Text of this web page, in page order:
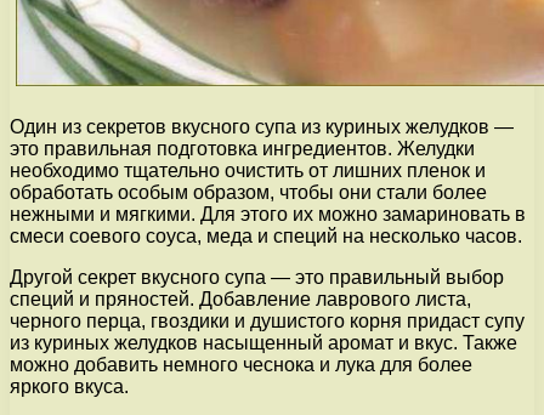
Один из секретов вкусного супа из куриных желудков —
это правильная подготовка ингредиентов. Желудки
необходимо тщательно очистить от лишних пленок и
обработать особым образом, чтобы они стали более
нежными и мягкими. Для этого их можно замариновать в
смеси соевого соуса, меда и специй на несколько часов.
Другой секрет вкусного супа — это правильный выбор
специй и пряностей. Добавление лаврового листа,
черного перца, гвоздики и душистого корня придаст супу
из куриных желудков насыщенный аромат и вкус. Также
можно добавить немного чеснока и лука для более
яркого вкуса.